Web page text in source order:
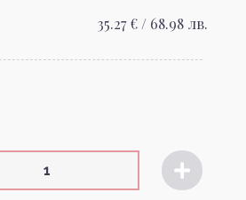
35.27 € / 68.98 лв.